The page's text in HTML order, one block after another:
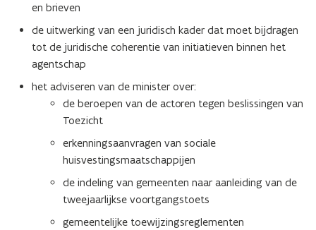
en brieven
de uitwerking van een juridisch kader dat moet bijdragen
tot de juridische coherentie van initiatieven binnen het
agentschap
het adviseren van de minister over:
de beroepen van de actoren tegen beslissingen van
Toezicht
erkenningsaanvragen van sociale
huisvestingsmaatschappijen
de indeling van gemeenten naar aanleiding van de
tweejaarlijkse voortgangstoets
gemeentelijke toewijzingsreglementen